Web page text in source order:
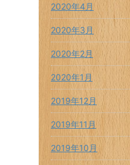
2020年4月
2020年3月
2020年2月
2020年1月
2019年12月
2019年11月
2019年10月